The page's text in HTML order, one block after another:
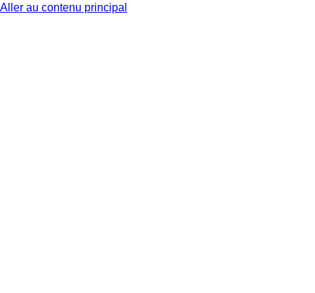
Aller au contenu principal